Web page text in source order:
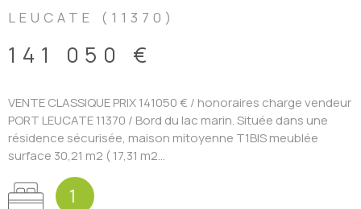
LEUCATE (11370)
141 050 €
VENTE CLASSIQUE PRIX 141050 € / honoraires charge vendeur
PORT LEUCATE 11370 / Bord du lac marin. Située dans une
résidence sécurisée, maison mitoyenne T1BIS meublée
surface 30,21 m2 ( 17,31 m2...
1